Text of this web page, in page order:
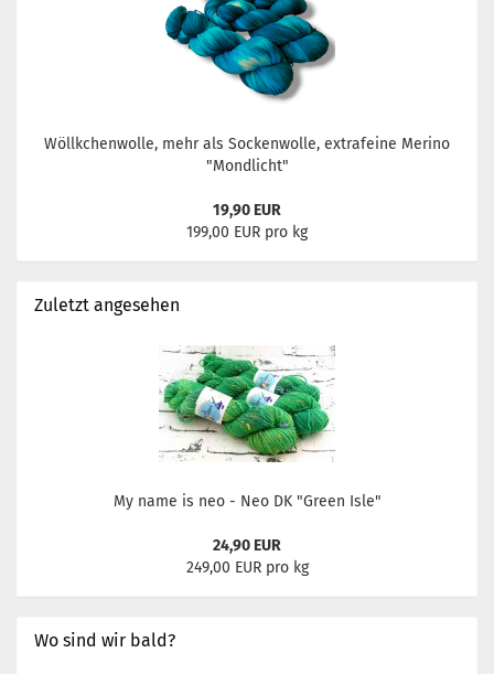
Wöllkchenwolle, mehr als Sockenwolle, extrafeine Merino
"Mondlicht"
19,90 EUR
199,00 EUR pro kg
Zuletzt angesehen
My name is neo - Neo DK "Green Isle"
24,90 EUR
249,00 EUR pro kg
Wo sind wir bald?